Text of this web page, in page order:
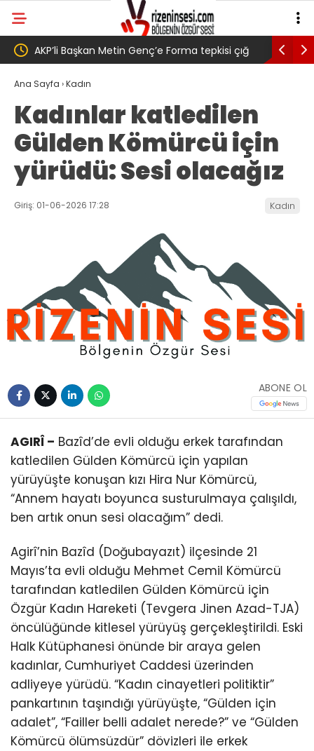
tepkisi çığ
Genç,
Salah transferi sonrası 6661 forma alan
belediye başkanına ‘Kimin parasıyla’ sorusu
Ana Sayfa ›Kadın
Kadınlar katledilen
Gülden Kömürcü için
yürüdü: Sesi olacağız
Giriş: 01-06-2026 17:28 Kadın
ABONE OL
AGIRÎ – Bazîd’de evli olduğu erkek tarafından
katledilen Gülden Kömürcü için yapılan
yürüyüşte konuşan kızı Hira Nur Kömürcü,
“Annem hayatı boyunca susturulmaya çalışıldı,
ben artık onun sesi olacağım” dedi.
Agirî’nin Bazîd (Doğubayazıt) ilçesinde 21
Mayıs’ta evli olduğu Mehmet Cemil Kömürcü
tarafından katledilen Gülden Kömürcü için
Özgür Kadın Hareketi (Tevgera Jinen Azad-TJA)
öncülüğünde kitlesel yürüyüş gerçekleştirildi. Eski
Halk Kütüphanesi önünde bir araya gelen
kadınlar, Cumhuriyet Caddesi üzerinden
adliyeye yürüdü. “Kadın cinayetleri politiktir”
pankartının taşındığı yürüyüşte, “Gülden için
adalet”, “Failler belli adalet nerede?” ve “Gülden
Kömürcü ölümsüzdür” dövizleri ile erkek